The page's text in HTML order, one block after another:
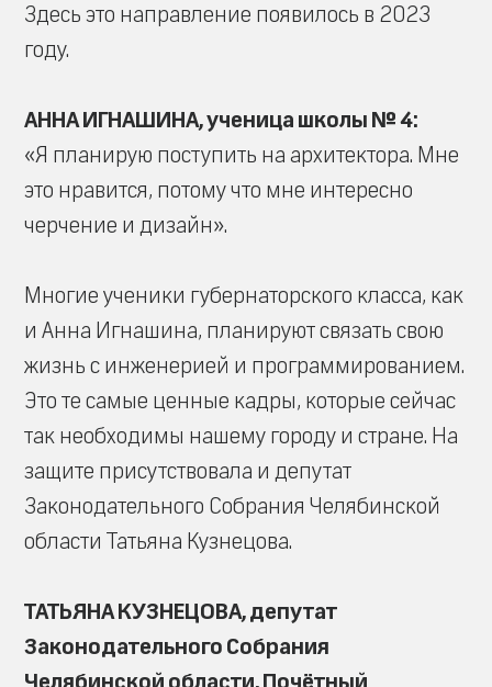
Здесь это направление появилось в 2023
году.
АННА ИГНАШИНА, ученица школы № 4:
«Я планирую поступить на архитектора. Мне
это нравится, потому что мне интересно
черчение и дизайн».
Многие ученики губернаторского класса, как
и Анна Игнашина, планируют связать свою
жизнь с инженерией и программированием.
Это те самые ценные кадры, которые сейчас
так необходимы нашему городу и стране. На
защите присутствовала и депутат
Законодательного Собрания Челябинской
области Татьяна Кузнецова.
ТАТЬЯНА КУЗНЕЦОВА, депутат
Законодательного Собрания